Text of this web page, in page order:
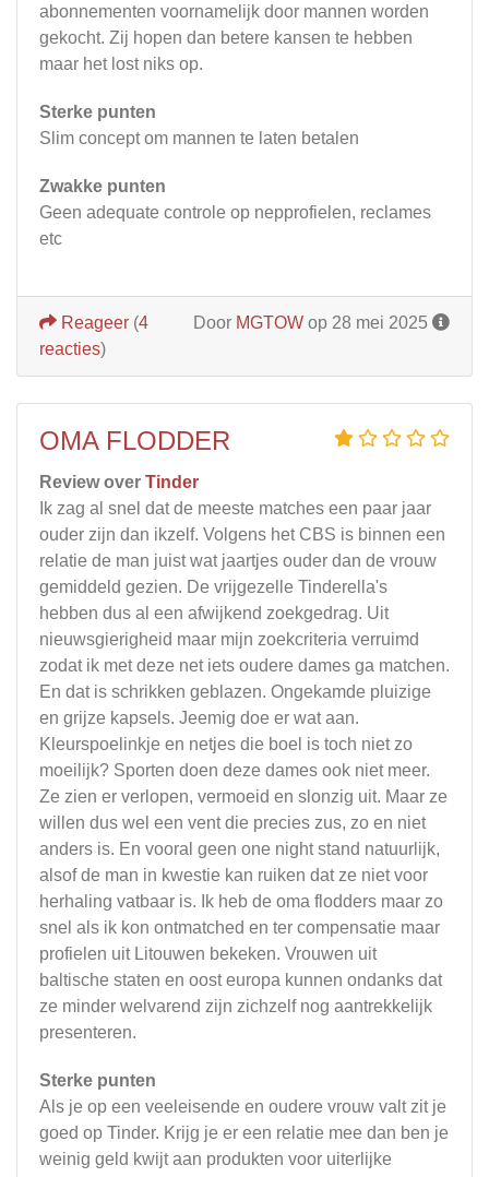
abonnementen voornamelijk door mannen worden
gekocht. Zij hopen dan betere kansen te hebben
maar het lost niks op.
Sterke punten
Slim concept om mannen te laten betalen
Zwakke punten
Geen adequate controle op nepprofielen, reclames
etc
Door MGTOW op 28 mei 2025
Reageer (4
reacties)
OMA FLODDER
Review over Tinder
Ik zag al snel dat de meeste matches een paar jaar
ouder zijn dan ikzelf. Volgens het CBS is binnen een
relatie de man juist wat jaartjes ouder dan de vrouw
gemiddeld gezien. De vrijgezelle Tinderella's
hebben dus al een afwijkend zoekgedrag. Uit
nieuwsgierigheid maar mijn zoekcriteria verruimd
zodat ik met deze net iets oudere dames ga matchen.
En dat is schrikken geblazen. Ongekamde pluizige
en grijze kapsels. Jeemig doe er wat aan.
Kleurspoelinkje en netjes die boel is toch niet zo
moeilijk? Sporten doen deze dames ook niet meer.
Ze zien er verlopen, vermoeid en slonzig uit. Maar ze
willen dus wel een vent die precies zus, zo en niet
anders is. En vooral geen one night stand natuurlijk,
alsof de man in kwestie kan ruiken dat ze niet voor
herhaling vatbaar is. Ik heb de oma flodders maar zo
snel als ik kon ontmatched en ter compensatie maar
profielen uit Litouwen bekeken. Vrouwen uit
baltische staten en oost europa kunnen ondanks dat
ze minder welvarend zijn zichzelf nog aantrekkelijk
presenteren.
Sterke punten
Als je op een veeleisende en oudere vrouw valt zit je
goed op Tinder. Krijg je er een relatie mee dan ben je
weinig geld kwijt aan produkten voor uiterlijke